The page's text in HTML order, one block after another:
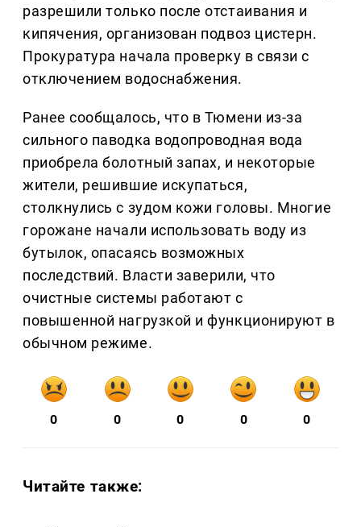
разрешили только после отстаивания и
кипячения, организован подвоз цистерн.
Прокуратура начала проверку в связи с
отключением водоснабжения.
Ранее сообщалось, что в Тюмени из-за
сильного паводка водопроводная вода
приобрела болотный запах, и некоторые
жители, решившие искупаться,
столкнулись с зудом кожи головы. Многие
горожане начали использовать воду из
бутылок, опасаясь возможных
последствий. Власти заверили, что
очистные системы работают с
повышенной нагрузкой и функционируют в
обычном режиме.
0 0 0 0 0
Читайте также: